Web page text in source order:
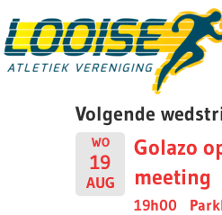
to
content
Volgende
WO
19
AUG
Golazo
meeting
19h00